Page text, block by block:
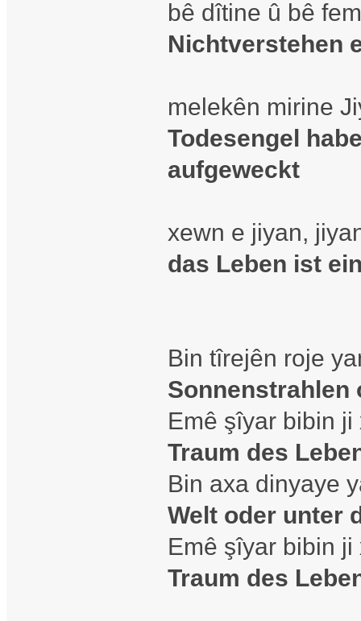
bê dîtine û bê
Nichtverstehen
melekên mirine
Todesengel
aufgeweckt
xewn e jiyan,
das Leben ist
Bin tîrejên roje
Sonnenstrahlen
Emê şîyar bibin
Traum des
Bin axa dinyaye
Welt oder unter
Emê şîyar bibin
Traum des